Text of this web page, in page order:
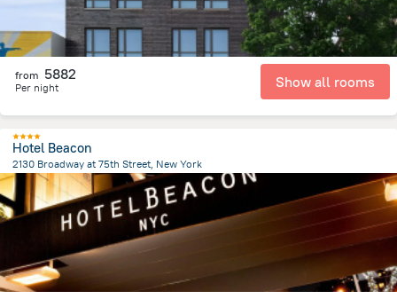
from 5882
Per night Show all rooms
Hotel Beacon
2130 Broadway at 75th Street, New York
5.6 kmfrom the center ofSpojené státy americké